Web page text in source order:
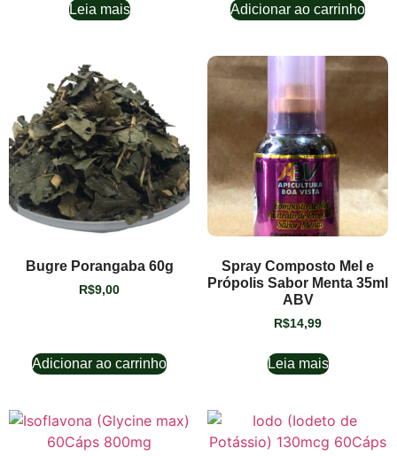
Leia mais Adicionar ao carrinho
Bugre Porangaba 60g
R$9,00
Adicionar ao carrinho
Spray Composto Mel e
Própolis Sabor Menta 35ml
ABV
R$14,99
Leia mais